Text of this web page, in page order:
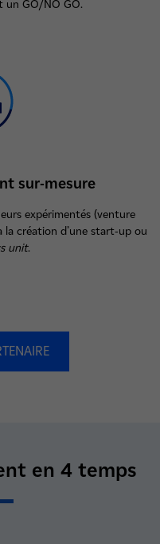
un GO/NO GO.
sur-mesure
expérimentés (venture
la création d’une start-up ou
unit.
en 4 temps